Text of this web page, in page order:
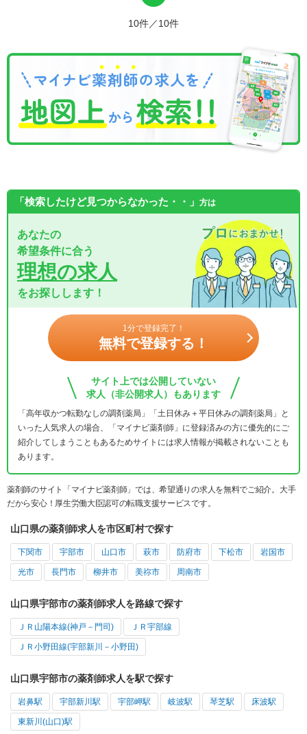
10件／10件
「検索したけど見つからなかった・・」 方は
あなたの
希望条件に合う
理想の求人
をお探しします！
1分で登録完了！
無料で登録する！
サイト上では公開していない
求人（非公開求人）もあります
「高年収かつ転勤なしの調剤薬局」「土日休み＋平日休みの調剤薬局」と
いった人気求人の場合、「マイナビ薬剤師」に登録済みの方に優先的にご
紹介してしまうこともあるためサイトには求人情報が掲載されないことも
あります。
薬剤師のサイト「マイナビ薬剤師」では、希望通りの求人を無料でご紹介。大手
だから安心！厚生労働大臣認可の転職支援サービスです。
山口県の薬剤師求人を市区町村で探す
下関市 宇部市 山口市 萩市 防府市 下松市 岩国市
光市 長門市 柳井市 美祢市 周南市
山口県宇部市の薬剤師求人を路線で探す
ＪＲ山陽本線(神戸－門司) ＪＲ宇部線
ＪＲ小野田線(宇部新川－小野田)
山口県宇部市の薬剤師求人を駅で探す
岩鼻駅 宇部新川駅 宇部岬駅 岐波駅 琴芝駅 床波駅
東新川(山口)駅